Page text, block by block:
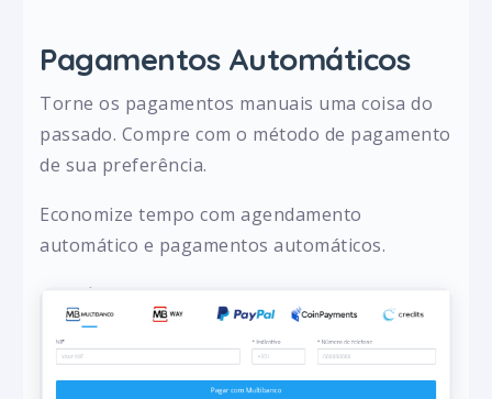
Pagamentos Automáticos
Torne os pagamentos manuais uma coisa do
passado. Compre com o método de pagamento
de sua preferência.
Economize tempo com agendamento
automático e pagamentos automáticos.